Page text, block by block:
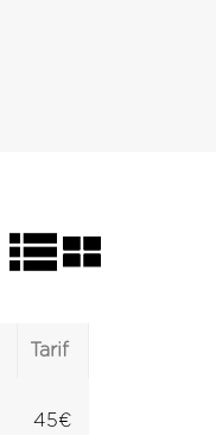
Tarif
45€